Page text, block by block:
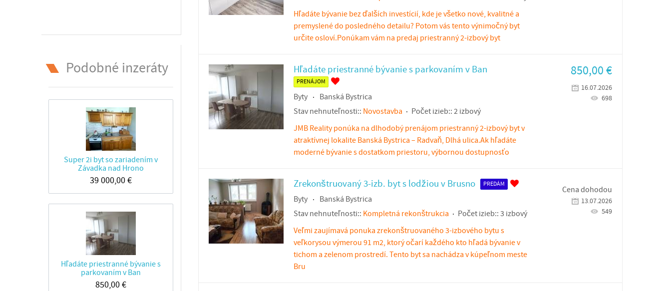
Podobné inzeráty
Super 2i byt so zariadením v
Závadka nad Hrono
39 000,00€
Hľadáte priestranné bývanie s
parkovaním v Ban
850,00€
Hľadáte bývanie bez ďalších investícií, kde je všetko nové, kvalitné a
premyslené do posledného detailu? Potom vás tento výnimočný byt
určite osloví.Ponúkam vám na predaj priestranný 2-izbový byt
Hľadáte priestranné bývanie s parkovaním v Ban
PRENÁJOM
Byty
Banská Bystrica
Stav nehnuteľnosti:: Novostavba Počet izieb:: 2 izbový
JMB Reality ponúka na dlhodobý prenájom priestranný 2-izbový byt v
atraktívnej lokalite Banská Bystrica – Radvaň, Dlhá ulica.Ak hľadáte
moderné bývanie s dostatkom priestoru, výbornou dostupnosťo
850,00€
16.07.2026
698
Zrekonštruovaný 3-izb. byt s lodžiou v Brusno PREDÁM
Byty
Banská Bystrica
Stav nehnuteľnosti:: Kompletná rekonštrukcia Počet izieb:: 3 izbový
Veľmi zaujímavá ponuka zrekonštruovaného 3-izbového bytu s
veľkorysou výmerou 91 m2, ktorý očarí každého kto hľadá bývanie v
tichom a zelenom prostredí. Tento byt sa nachádza v kúpeľnom meste
Bru
Cena dohodou
13.07.2026
549